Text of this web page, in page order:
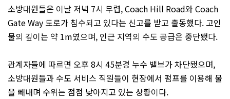
소방대원들은 이날 저녁 7시 무렵, Coach Hill Road와 Coach
Gate Way 도로가 침수되고 있다는 신고를 받고 출동했다. 고인
물의 깊이는 약 1m였으며, 인근 지역의 수도 공급은 중단됐다.
관계자들에 따르면 오후 8시 45분경 누수 밸브가 차단됐으며,
소방대원들과 수도 서비스 직원들이 현장에서 펌프를 이용해 물
을 빼내며 수위는 점점 낮아지고 있는 상황이다.